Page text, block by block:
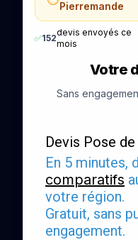
Pierremande
✅152
devis envoyés ce
mois
Votre
Sans
Devis Pose
En 5 minutes,
comparatifs
votre région.
Gratuit, sans
engagement.